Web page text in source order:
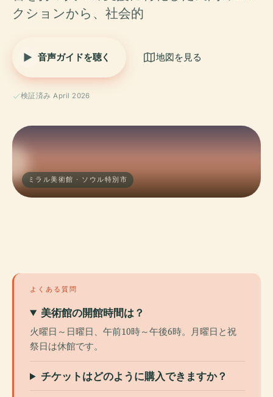
クションから、社会的
音声ガイドを聴く 地図を見る
検証済み April 2026
ミラル美術館 · ソウル特別市
よくある質問
美術館の開館時間は？
火曜日～日曜日、午前10時～午後6時。月曜日と祝
祭日は休館です。
チケットはどのように購入できますか？